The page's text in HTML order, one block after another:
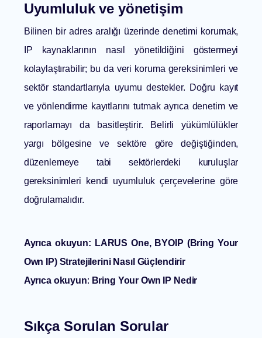
Uyumluluk ve yönetişim
Bilinen bir adres aralığı üzerinde denetimi korumak,
IP kaynaklarının nasıl yönetildiğini göstermeyi
kolaylaştırabilir; bu da veri koruma gereksinimleri ve
sektör standartlarıyla uyumu destekler. Doğru kayıt
ve yönlendirme kayıtlarını tutmak ayrıca denetim ve
raporlamayı da basitleştirir. Belirli yükümlülükler
yargı bölgesine ve sektöre göre değiştiğinden,
düzenlemeye tabi sektörlerdeki kuruluşlar
gereksinimleri kendi uyumluluk çerçevelerine göre
doğrulamalıdır.
Ayrıca okuyun: LARUS One, BYOIP (Bring Your
Own IP) Stratejilerini Nasıl Güçlendirir
Ayrıca okuyun: Bring Your Own IP Nedir
Sıkça Sorulan Sorular